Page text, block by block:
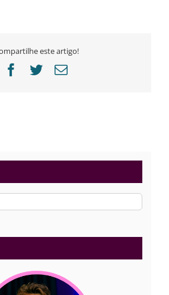
este artigo!
Facebook
Twitter
E-